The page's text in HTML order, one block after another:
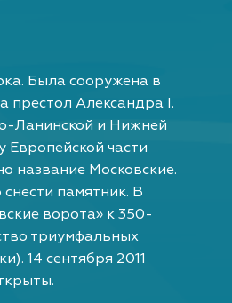
Была сооружена в
престол Александра I.
Ланинской и Нижней
части
название Московские.
памятник. В
ворота» к 350-
триумфальных
14 сентября 2011